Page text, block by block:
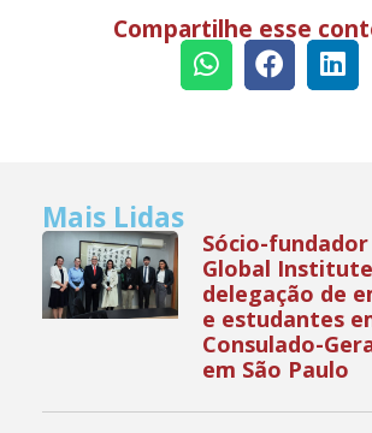
Compartilhe esse
Mais Lidas
Sócio-
Global
delegação de
e estudantes
Consulado-
em São Paulo